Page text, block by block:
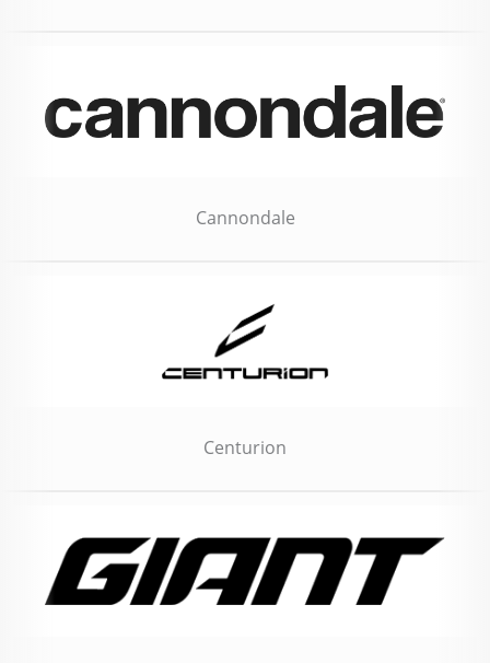
Cannondale
Centurion